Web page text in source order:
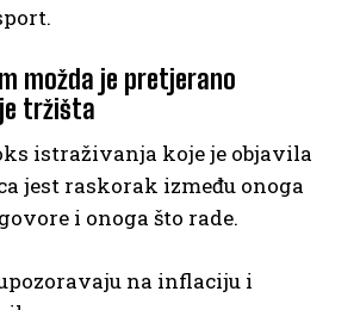
možda je pretjerano
tržišta
istraživanja koje je objavila
jest raskorak između onoga
i onoga što rade.
na inflaciju i